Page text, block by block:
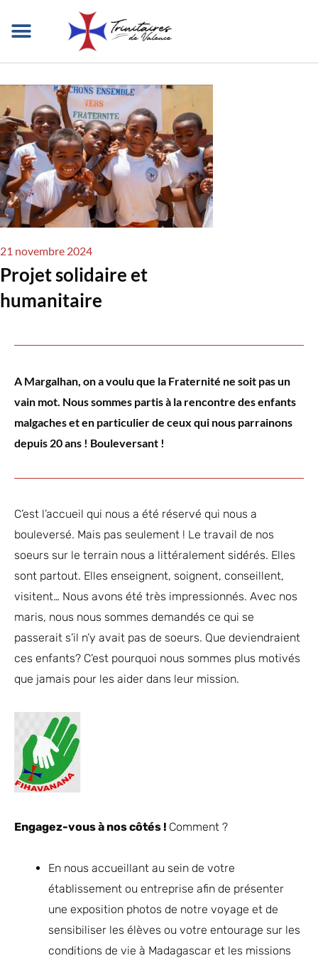
21 novembre 2024
Projet solidaire et
humanitaire
A Margalhan, on a voulu que la Fraternité ne soit pas un
vain mot. Nous sommes partis à la rencontre des enfants
malgaches et en particulier de ceux qui nous parrainons
depuis 20 ans ! Bouleversant !
C’est l’accueil qui nous a été réservé qui nous a
bouleversé. Mais pas seulement ! Le travail de nos
soeurs sur le terrain nous a littéralement sidérés. Elles
sont partout. Elles enseignent, soignent, conseillent,
visitent… Nous avons été très impressionnés. Avec nos
maris, nous nous sommes demandés ce qui se
passerait s’il n’y avait pas de soeurs. Que deviendraient
ces enfants? C’est pourquoi nous sommes plus motivés
que jamais pour les aider dans leur mission.
Engagez-vous à nos côtés ! Comment ?
En nous accueillant au sein de votre
établissement ou entreprise afin de présenter
une exposition photos de notre voyage et de
sensibiliser les élèves ou votre entourage sur les
conditions de vie à Madagascar et les missions